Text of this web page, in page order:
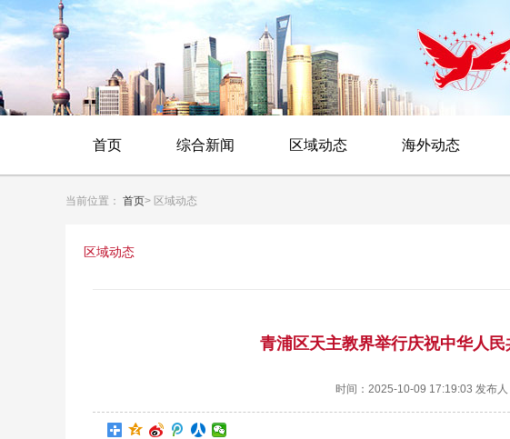
首页 综合新闻 区域动态 海外动态
当前位置： 首页> 区域动态
区域动态
青浦区天主教界举行庆祝中华人
时间：2025-10-09 17:19:03 发布